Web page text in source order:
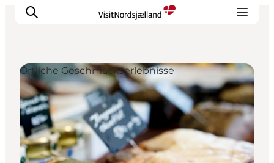
Highlights
Erlebnisse
Geschmack
Unterkünfte
Örtliche Geschmackserlebnisse